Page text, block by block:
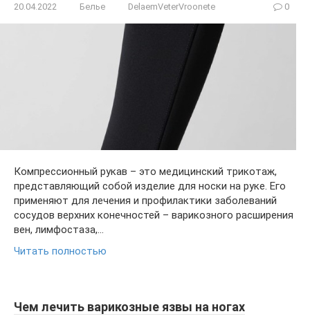
20.04.2022 Белье DelaemVeterVroonete 0
Компрессионный рукав – это медицинский трикотаж,
представляющий собой изделие для носки на руке. Его
применяют для лечения и профилактики заболеваний
сосудов верхних конечностей – варикозного расширения
вен, лимфостаза,…
Читать полностью
Чем лечить варикозные язвы на ногах